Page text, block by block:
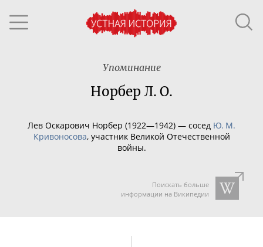
Упоминание
Норбер Л. О.
Лев Оскарович Норбер (1922—1942) — сосед Ю. М.
Кривоносова, участник Великой Отечественной
войны.
Поискать больше
информации на Википедии